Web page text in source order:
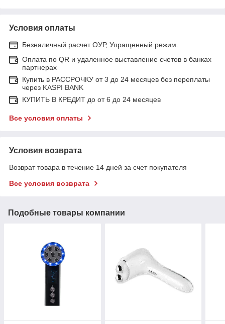
Условия оплаты
Безналичный расчет ОУР, Упращенный режим.
Оплата по QR и удаленное выставление счетов в банках
партнерах
Купить в РАССРОЧКУ от 3 до 24 месяцев без переплаты
через KASPI BANK
КУПИТЬ В КРЕДИТ до от 6 до 24 месяцев
Все условия оплаты
Условия возврата
Возврат товара в течение 14 дней за счет покупателя
Все условия возврата
Подобные товары компании